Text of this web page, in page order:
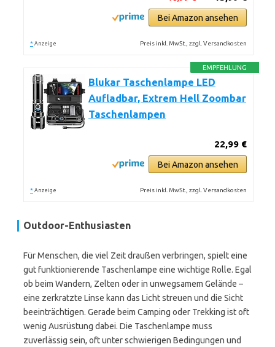
Bei Amazon ansehen
* Anzeige Preis inkl. MwSt., zzgl. Versandkosten
EMPFEHLUNG
Blukar Taschenlampe LED
Aufladbar, Extrem Hell Zoombar
Taschenlampen
22,99 €
Bei Amazon ansehen
* Anzeige Preis inkl. MwSt., zzgl. Versandkosten
Outdoor-Enthusiasten
Für Menschen, die viel Zeit draußen verbringen, spielt eine
gut funktionierende Taschenlampe eine wichtige Rolle. Egal
ob beim Wandern, Zelten oder in unwegsamem Gelände –
eine zerkratzte Linse kann das Licht streuen und die Sicht
beeinträchtigen. Gerade beim Camping oder Trekking ist oft
wenig Ausrüstung dabei. Die Taschenlampe muss
zuverlässig sein, oft unter schwierigen Bedingungen und